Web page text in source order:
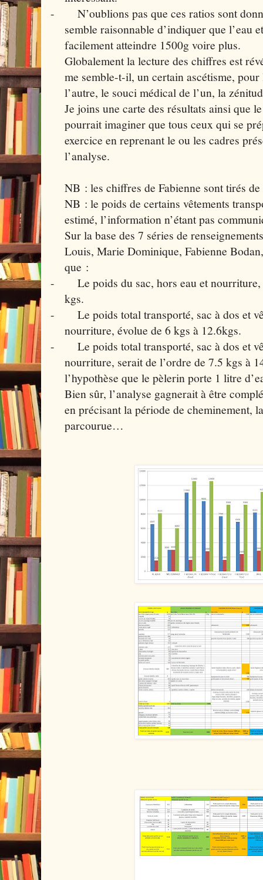
-
N’oublions pas que ces ratios sont
semble raisonnable d’indiquer que l’eau
facilement atteindre 1500g voire plus.
Globalement la lecture des chiffres est
me semble-t-il, un certain ascétisme,
l’autre, le souci médical de l’un, la
Je joins une carte des résultats ainsi que
pourrait imaginer que tous ceux qui se
exercice en reprenant le ou les cadres
l’analyse.
NB : les chiffres de Fabienne sont tirés
NB : le poids de certains vêtements
estimé, l’information n’étant pas
Sur la base des 7 séries de
Louis, Marie Dominique, Fabienne
que :
-
Le poids du sac, hors eau et
kgs.
-
Le poids total transporté, sac à dos et
nourriture, évolue de 6 kgs à 12.6kgs.
-
Le poids total transporté, sac à dos et
nourriture, serait de l’ordre de 7.5 kgs à
l’hypothèse que le pèlerin porte 1 litre
Bien sûr, l’analyse gagnerait à être
en précisant la période de cheminement,
parcourue…